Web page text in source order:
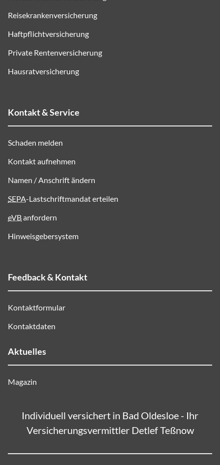
Reisekrankenversicherung
Haftpflichtversicherung
Private Rentenversicherung
Hausratversicherung
Kontakt & Service
Schaden melden
Kontakt aufnehmen
Namen / Anschrift ändern
SEPA-Lastschriftmandat erteilen
eVBanfordern
Hinweisgebersystem
Feedback & Kontakt
Kontaktformular
Kontaktdaten
Aktuelles
Magazin
Individuell versichert in Bad Oldesloe - Ihr
Versicherungsvermittler Detlef Teßnow